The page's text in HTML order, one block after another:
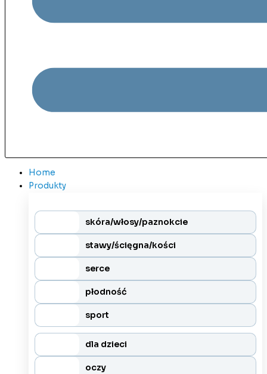
Home
Produkty
skóra/włosy/paznokcie
stawy/ścięgna/kości
serce
płodność
sport
dla dzieci
oczy